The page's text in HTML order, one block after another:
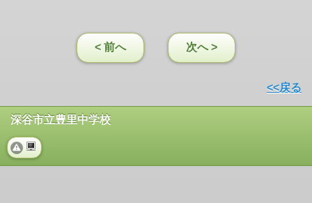
< 前へ 次へ >
<<戻る
深谷市立豊里中学校